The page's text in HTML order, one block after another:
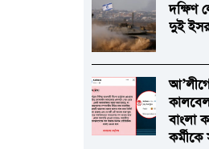
দক্ষিণ
দুই
বাংলা